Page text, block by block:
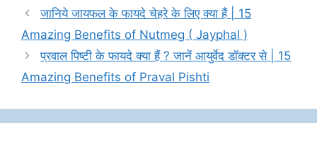
जानिये जायफल के फायदे चेहरे के लिए क्या हैं | 15
Amazing Benefits of Nutmeg ( Jayphal )
प्रवाल पिष्टी के फायदे क्या हैं ? जानें आयुर्वेद डॉक्टर से | 15
Amazing Benefits of Praval Pishti